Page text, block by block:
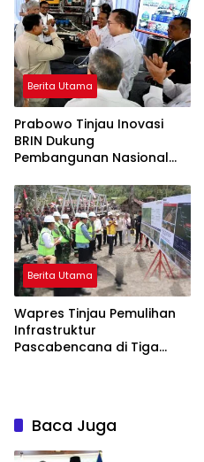
Berita Utama
Prabowo Tinjau Inovasi
BRIN Dukung
Pembangunan Nasional
Berita Utama
Wapres Tinjau Pemulihan
Infrastruktur
Pascabencana di Tiga
Baca Juga